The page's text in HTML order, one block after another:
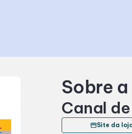
Sobre
Canal
storefrontSite da